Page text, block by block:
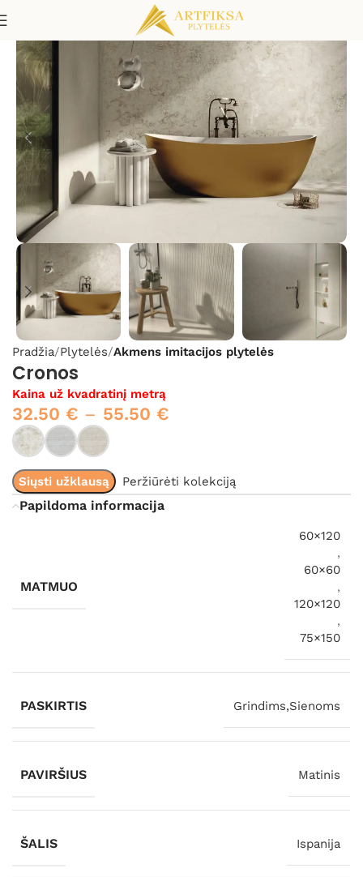
Pradžia Plytelės Akmens imitacijos plytelės
Cronos
Kaina už kvadratinį metrą
32.50 € – 55.50 €
Siųsti užklausą Peržiūrėti kolekciją
Papildoma informacija
MATMUO
60×120
,
60×60
,
120×120
,
75×150
PASKIRTIS Grindims,Sienoms
PAVIRŠIUS Matinis
ŠALIS Ispanija